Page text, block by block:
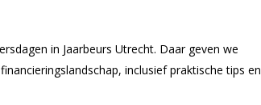
in Jaarbeurs Utrecht. Daar geven we
inclusief praktische tips en